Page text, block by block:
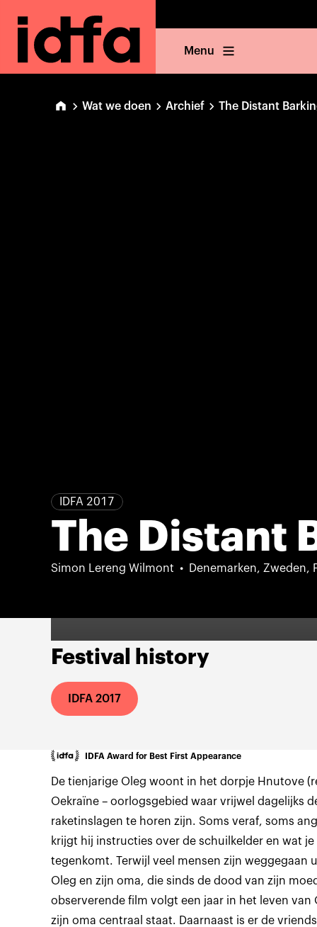
Menu
Wat we doen Archief The Distant
IDFA 2017
The Distant
Simon Lereng Wilmont Denemarken, Zweden,
Festival history
IDFA 2017
IDFA Award for Best First Appearance
De tienjarige Oleg woont in het dorpje Hnutove
Oekraïne – oorlogsgebied waar vrijwel dagelijks
raketinslagen te horen zijn. Soms veraf, soms
krijgt hij instructies over de schuilkelder en wat
tegenkomt. Terwijl veel mensen zijn weggegaan
Oleg en zijn oma, die sinds de dood van zijn
observerende film volgt een jaar in het leven
zijn oma centraal staat. Daarnaast is er de